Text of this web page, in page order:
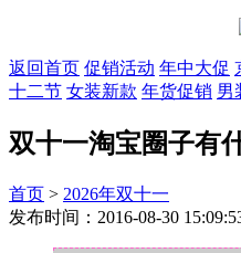
返回首页 促销活动 年中大促
十二节 女装新款 年货促销 男
双十一淘宝圈子有
首页 > 2026年双十一
发布时间：2016-08-30